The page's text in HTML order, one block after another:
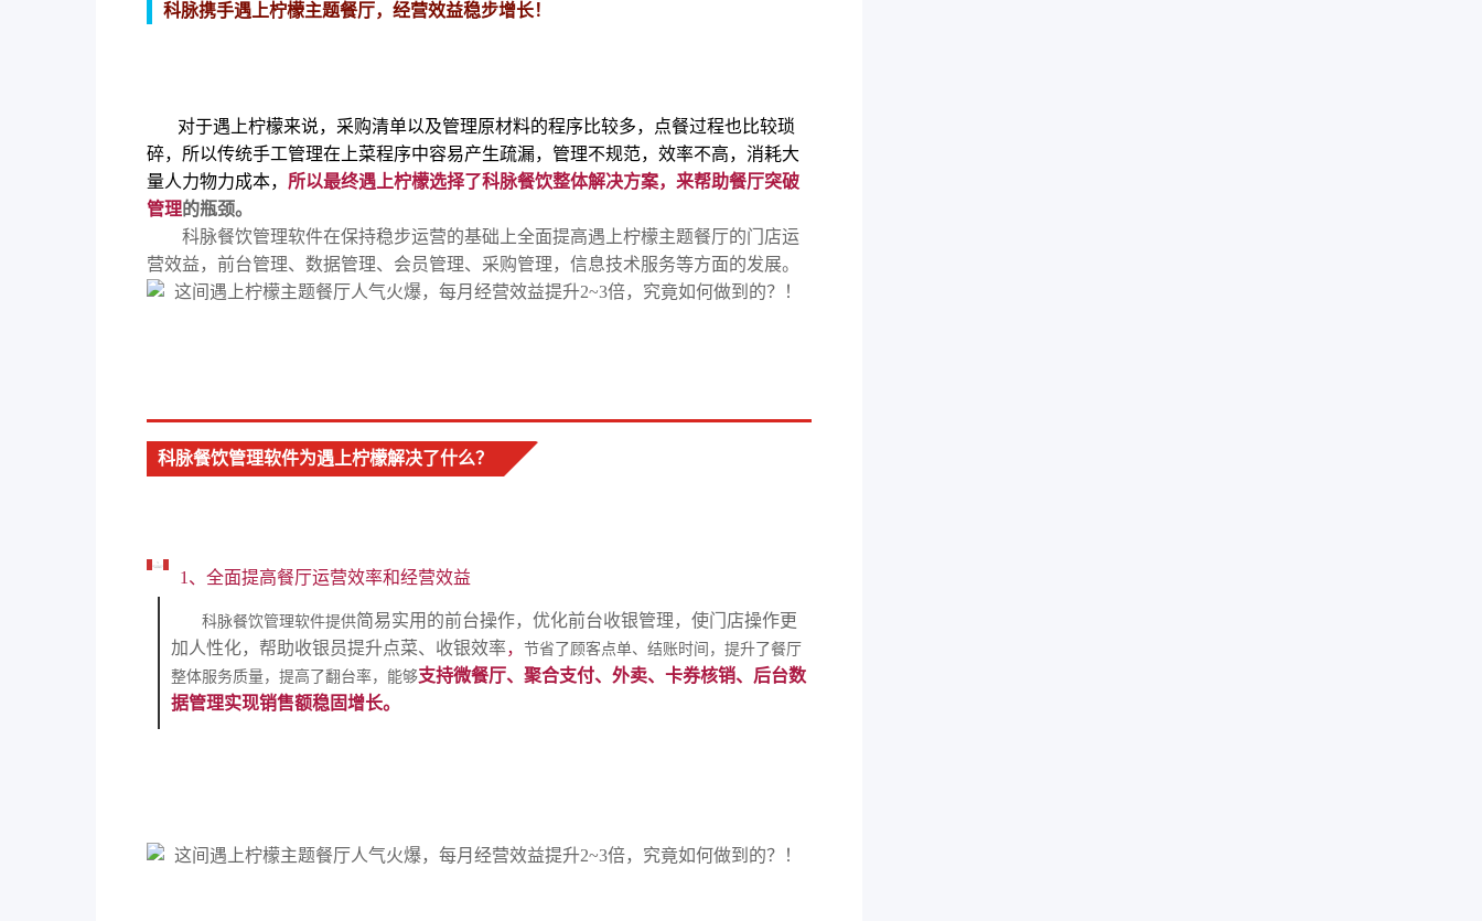
科脉携手遇上柠檬主题餐厅，经营效益稳步增长！
对于遇上柠檬来说，采购清单以及管理原材料的程序比较多，点餐过程也比较琐
碎，所以传统手工管理在上菜程序中容易产生疏漏，管理不规范，效率不高，消耗大
量人力物力成本， 所以最终遇上柠檬选择了科脉餐饮整体解决方案，来帮助餐厅突破
管理的瓶颈。
科脉餐饮管理软件在保持稳步运营的基础上全面提高遇上柠檬主题餐厅的门店运
营效益，前台管理、数据管理、会员管理、采购管理，信息技术服务等方面的发展。
科脉餐饮管理软件为遇上柠檬解决了什么？
1、全面提高餐厅运营效率和经营效益
科脉餐饮管理软件提供简易实用的前台操作，优化前台收银管理，使门店操作更
加人性化，帮助收银员提升点菜、收银效率， 节省了顾客点单、结账时间，提升了餐厅
整体服务质量，提高了翻台率，能够支持微餐厅、聚合支付、外卖、卡券核销、后台数
据管理实现销售额稳固增长。